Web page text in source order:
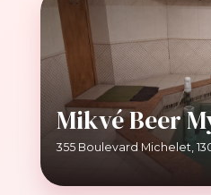
Mikvé Beer
355 Boulevard Michelet,